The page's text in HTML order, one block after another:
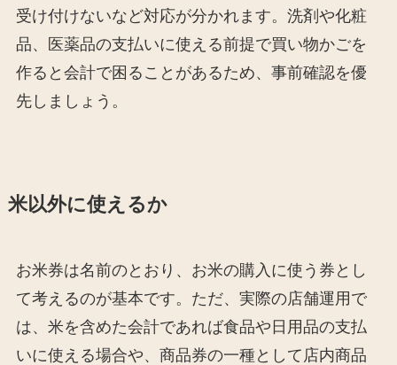
受け付けないなど対応が分かれます。洗剤や化粧
品、医薬品の支払いに使える前提で買い物かごを
作ると会計で困ることがあるため、事前確認を優
先しましょう。
米以外に使えるか
お米券は名前のとおり、お米の購入に使う券とし
て考えるのが基本です。ただ、実際の店舗運用で
は、米を含めた会計であれば食品や日用品の支払
いに使える場合や、商品券の一種として店内商品